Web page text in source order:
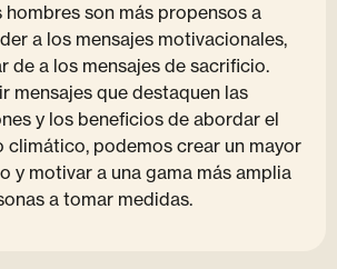
hombres son más propensos a
a los mensajes motivacionales,
de a los mensajes de sacrificio.
mensajes que destaquen las
y los beneficios de abordar el
climático, podemos crear un mayor
y motivar a una gama más amplia
a tomar medidas.